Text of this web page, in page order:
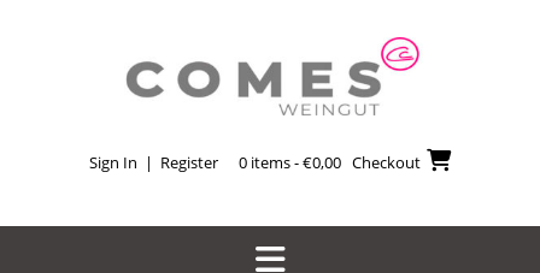
Sign In | Register 0 items - €0,00 Checkout